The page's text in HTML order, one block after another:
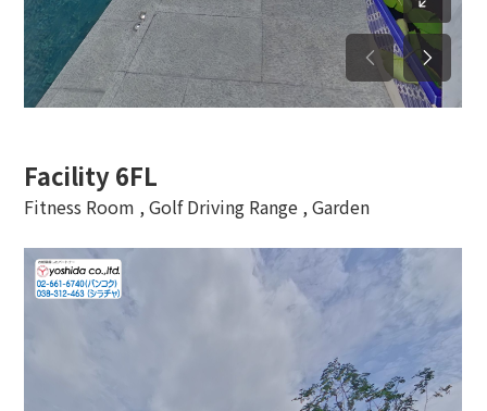
Facility 6FL
Fitness Room , Golf Driving Range , Garden